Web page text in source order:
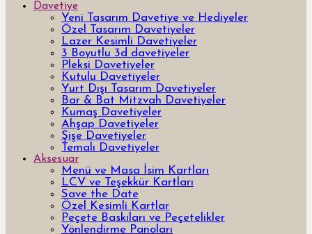
Davetiye
Yeni Tasarım Davetiye ve Hediyeler
Özel Tasarım Davetiyeler
Lazer Kesimli Davetiyeler
3 Boyutlu 3d davetiyeler
Pleksi Davetiyeler
Kutulu Davetiyeler
Yurt Dışı Tasarım Davetiyeler
Bar & Bat Mitzvah Davetiyeler
Kumaş Davetiyeler
Ahşap Davetiyeler
Şişe Davetiyeler
Temalı Davetiyeler
Aksesuar
Menü ve Masa İsim Kartları
LCV ve Teşekkür Kartları
Save the Date
Özel Kesimli Kartlar
Peçete Baskıları ve Peçetelikler
Yönlendirme Panoları